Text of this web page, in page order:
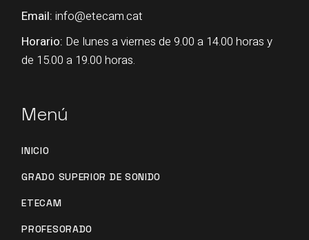
Email: info@etecam.cat
Horario: De lunes a viernes de 9.00 a 14.00 horas y
de 15.00 a 19.00 horas.
Menú
INICIO
GRADO SUPERIOR DE SONIDO
ETECAM
PROFESORADO